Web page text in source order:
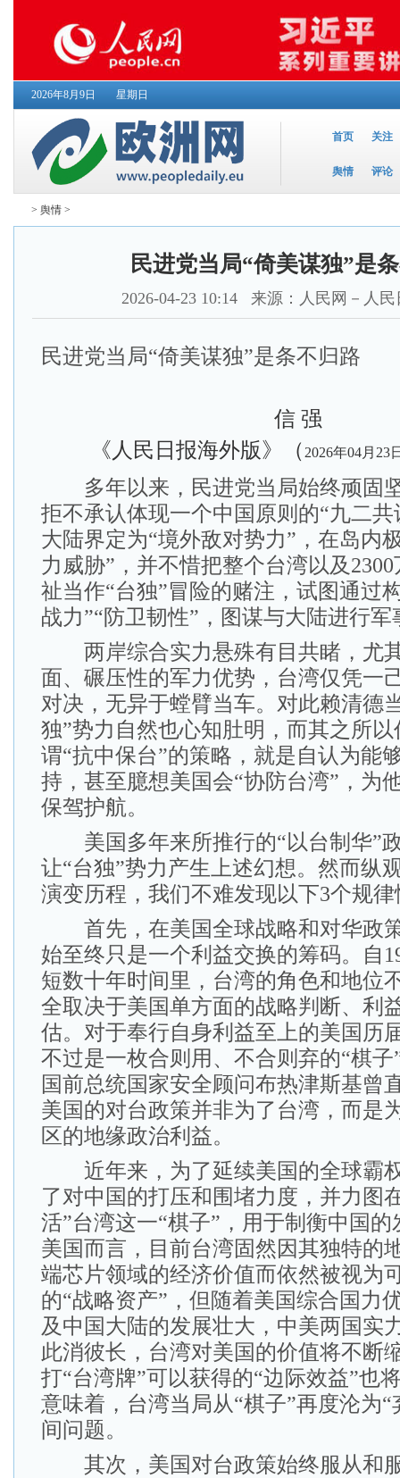
2026年8月9日 星期日
首页 关注
舆情 评论
> 舆情 >
民进党当局“倚美谋独”是
2026-04-23 10:14 来源：人民网－人民
民进党当局“倚美谋独”是条不归路
信 强
《人民日报海外版》（ 2026年04月23
多年以来，民进党当局始终顽固
拒不承认体现一个中国原则的“九二
大陆界定为“境外敌对势力”，在岛内
力威胁”，并不惜把整个台湾以及
祉当作“台独”冒险的赌注，试图通过
战力”“防卫韧性”，图谋与大陆进行军
两岸综合实力悬殊有目共睹，尤
面、碾压性的军力优势，台湾仅凭一
对决，无异于螳臂当车。对此赖清德
独”势力自然也心知肚明，而其之所
谓“抗中保台”的策略，就是自认为能
持，甚至臆想美国会“协防台湾”，为
保驾护航。
美国多年来所推行的“以台制华”
让“台独”势力产生上述幻想。然而纵
演变历程，我们不难发现以下3个规
首先，在美国全球战略和对华政
始至终只是一个利益交换的筹码。自
短数十年时间里，台湾的角色和地位
全取决于美国单方面的战略判断、利
估。对于奉行自身利益至上的美国历
不过是一枚合则用、不合则弃的“棋
国前总统国家安全顾问布热津斯基曾
美国的对台政策并非为了台湾，而是
区的地缘政治利益。
近年来，为了延续美国的全球霸
了对中国的打压和围堵力度，并力图
活”台湾这一“棋子”，用于制衡中国
美国而言，目前台湾固然因其独特的
端芯片领域的经济价值而依然被视为
的“战略资产”，但随着美国综合国力
及中国大陆的发展壮大，中美两国实
此消彼长，台湾对美国的价值将不断
打“台湾牌”可以获得的“边际效益”也
意味着，台湾当局从“棋子”再度沦为
间问题。
其次，美国对台政策始终服从和